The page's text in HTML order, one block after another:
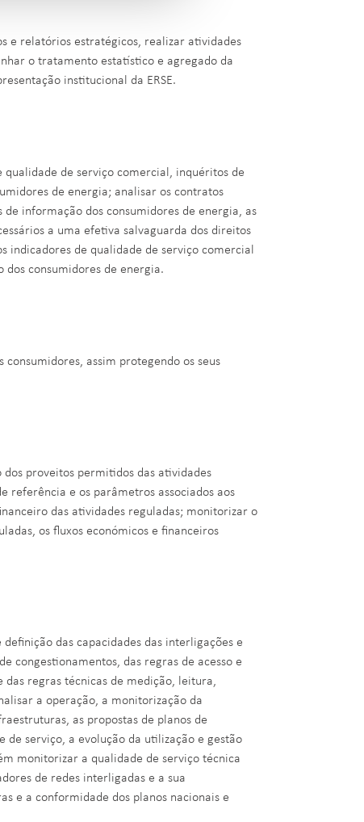
e relatórios estratégicos, realizar atividades
o tratamento estatístico e agregado da
institucional da ERSE.
qualidade de serviço comercial, inquéritos de
de energia; analisar os contratos
informação dos consumidores de energia, as
a uma efetiva salvaguarda dos direitos
indicadores de qualidade de serviço comercial
consumidores de energia.
assim protegendo os seus
proveitos permitidos das atividades
referência e os parâmetros associados aos
das atividades reguladas; monitorizar o
os fluxos económicos e financeiros
das capacidades das interligações e
congestionamentos, das regras de acesso e
das regras técnicas de medição, leitura,
a operação, a monitorização da
as propostas de planos de
de serviço, a evolução da utilização e gestão
monitorizar a qualidade de serviço técnica
de redes interligadas e a sua
e a conformidade dos planos nacionais e